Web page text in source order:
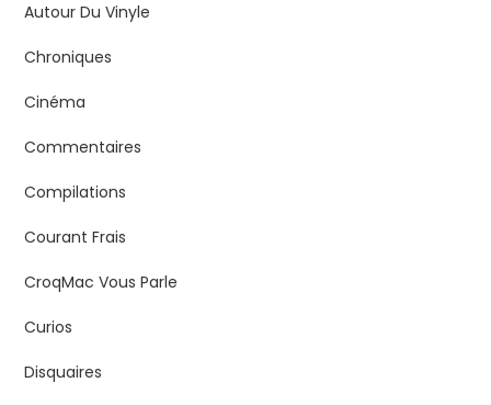
Autour Du Vinyle
Chroniques
Cinéma
Commentaires
Compilations
Courant Frais
CroqMac Vous Parle
Curios
Disquaires